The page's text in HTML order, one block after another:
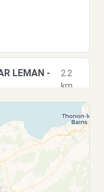
LEMAN -
2.2
km
LEMAN -